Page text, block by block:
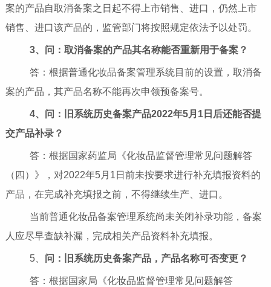
案的产品自取消备案之日起不得上市销售、进口，仍然上市
销售、进口该产品的，监管部门将按照规定依法予以处罚。
3、 问：取消备案的产品其名称能否重新用于备案？
答：根据普通化妆品备案管理系统目前的设置，取消备
案的产品，其产品名称不能再次申领预备案号。
4、问：旧系统历史备案产品2022年5月1日后还能否提
交产品补录？
答：根据国家药监局《化妆品监督管理常见问题解答
（四）》，对2022年5月1日前未按要求进行补充填报资料的
产品，在完成补充填报之前，不得继续生产、进口。
当前普通化妆品备案管理系统尚未关闭补录功能，备案
人应尽早查缺补漏，完成相关产品资料补充填报。
5、 问：旧系统历史备案产品，产品名称可否变更？
答：根据国家局《化妆品监督管理常见问题解答